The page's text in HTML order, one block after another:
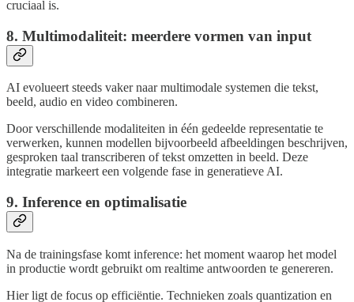
cruciaal is.
8. Multimodaliteit: meerdere vormen van input
AI evolueert steeds vaker naar multimodale systemen die tekst,
beeld, audio en video combineren.
Door verschillende modaliteiten in één gedeelde representatie te
verwerken, kunnen modellen bijvoorbeeld afbeeldingen beschrijven,
gesproken taal transcriberen of tekst omzetten in beeld. Deze
integratie markeert een volgende fase in generatieve AI.
9. Inference en optimalisatie
Na de trainingsfase komt inference: het moment waarop het model
in productie wordt gebruikt om realtime antwoorden te genereren.
Hier ligt de focus op efficiëntie. Technieken zoals quantization en